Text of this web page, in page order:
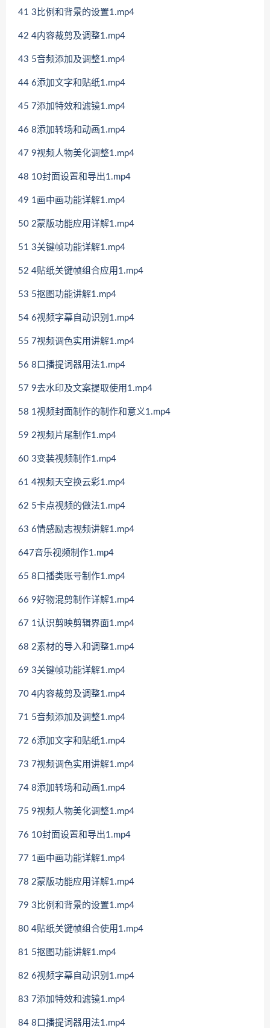
41 3比例和背景的设置1.mp4
42 4内容裁剪及调整1.mp4
43 5音频添加及调整1.mp4
44 6添加文字和贴纸1.mp4
45 7添加特效和滤镜1.mp4
46 8添加转场和动画1.mp4
47 9视频人物美化调整1.mp4
48 10封面设置和导出1.mp4
49 1画中画功能详解1.mp4
50 2蒙版功能应用详解1.mp4
51 3关键帧功能详解1.mp4
52 4贴纸关键帧组合应用1.mp4
53 5抠图功能讲解1.mp4
54 6视频字幕自动识别1.mp4
55 7视频调色实用讲解1.mp4
56 8口播提词器用法1.mp4
57 9去水印及文案提取使用1.mp4
58 1视频封面制作的制作和意义1.mp4
59 2视频片尾制作1.mp4
60 3变装视频制作1.mp4
61 4视频天空换云彩1.mp4
62 5卡点视频的做法1.mp4
63 6情感励志视频讲解1.mp4
647音乐视频制作1.mp4
65 8口播类账号制作1.mp4
66 9好物混剪制作详解1.mp4
67 1认识剪映剪辑界面1.mp4
68 2素材的导入和调整1.mp4
69 3关键帧功能详解1.mp4
70 4内容裁剪及调整1.mp4
71 5音频添加及调整1.mp4
72 6添加文字和贴纸1.mp4
73 7视频调色实用讲解1.mp4
74 8添加转场和动画1.mp4
75 9视频人物美化调整1.mp4
76 10封面设置和导出1.mp4
77 1画中画功能详解1.mp4
78 2蒙版功能应用详解1.mp4
79 3比例和背景的设置1.mp4
80 4贴纸关键帧组合使用1.mp4
81 5抠图功能讲解1.mp4
82 6视频字幕自动识别1.mp4
83 7添加特效和滤镜1.mp4
84 8口播提词器用法1.mp4